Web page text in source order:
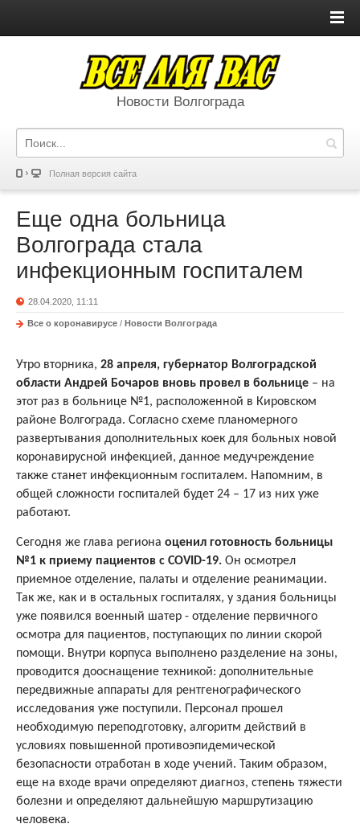
Новости Волгограда
Полная версия сайта
Еще одна больница
Волгограда стала
инфекционным госпиталем
28.04.2020, 11:11
Все о коронавирусе / Новости Волгограда
Утро вторника, 28 апреля, губернатор Волгоградской
области Андрей Бочаров вновь провел в больнице – на
этот раз в больнице №1, расположенной в Кировском
районе Волгограда. Согласно схеме планомерного
развертывания дополнительных коек для больных новой
коронавирусной инфекцией, данное медучреждение
также станет инфекционным госпиталем. Напомним, в
общей сложности госпиталей будет 24 – 17 из них уже
работают.
Сегодня же глава региона оценил готовность больницы
№1 к приему пациентов с COVID-19. Он осмотрел
приемное отделение, палаты и отделение реанимации.
Так же, как и в остальных госпиталях, у здания больницы
уже появился военный шатер - отделение первичного
осмотра для пациентов, поступающих по линии скорой
помощи. Внутри корпуса выполнено разделение на зоны,
проводится дооснащение техникой: дополнительные
передвижные аппараты для рентгенографического
исследования уже поступили. Персонал прошел
необходимую переподготовку, алгоритм действий в
условиях повышенной противоэпидемической
безопасности отработан в ходе учений. Таким образом,
еще на входе врачи определяют диагноз, степень тяжести
болезни и определяют дальнейшую маршрутизацию
человека.